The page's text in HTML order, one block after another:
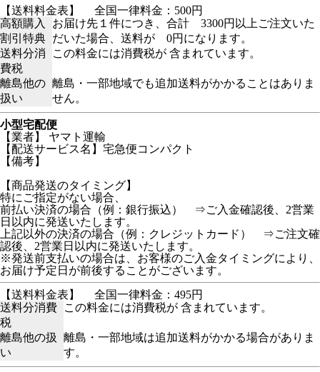
【送料料金表】
全国一律料金：500円
高額購入
割引特典
お届け先１件につき、合計 3300円以上ご注文いた
だいた場合、送料が 0円になります。
送料分消
費税
この料金には消費税が 含まれています。
離島他の
扱い
離島・一部地域でも追加送料がかかることはありま
せん。
小型宅配便
【業者】 ヤマト運輸
【配送サービス名】宅急便コンパクト
【備考】
【商品発送のタイミング】
特にご指定がない場合、
前払い決済の場合（例：銀行振込） ⇒ご入金確認後、2営業
日以内に発送いたします。
上記以外の決済の場合（例：クレジットカード） ⇒ご注文確
認後、2営業日以内に発送いたします。
※発送前支払いの場合は、お客様のご入金タイミングにより、
お届け予定日が前後することがございます。
【送料料金表】
全国一律料金：495円
送料分消費
税
この料金には消費税が 含まれています。
離島他の扱
い
離島・一部地域は追加送料がかかる場合がありま
す。